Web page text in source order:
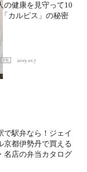
の健康を見守って10
カルピス」の秘密
2019.10.7
で駅弁なら！ジェイ
京都伊勢丹で買える
名店の弁当カタログ